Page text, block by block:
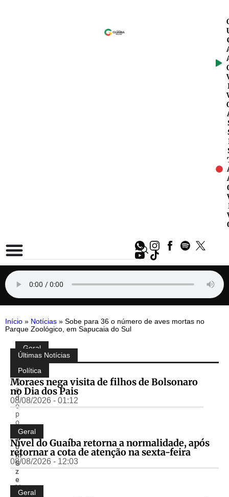
Início » Notícias » Sobe para 36 o número de aves mortas no
Parque Zoológico, em Sapucaia do Sul
Compartilhe:
Geral
P
bl
ic
a
d
o
p
o
T
o
m
S
z
e
ki
Últimas Notícias
Política
Moraes nega visita de filhos de Bolsonaro
no Dia dos Pais
08/08/2026 - 01:12
Geral
Nível do Guaíba retorna a normalidade, após
retornar a cota de atenção na sexta-feira
08/08/2026 - 12:03
Geral